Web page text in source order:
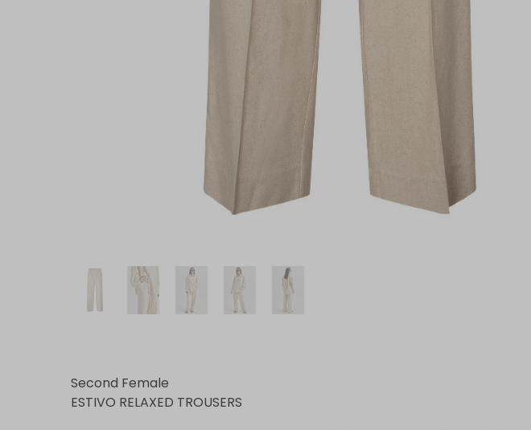
Second Female
ESTIVO RELAXED TROUSERS